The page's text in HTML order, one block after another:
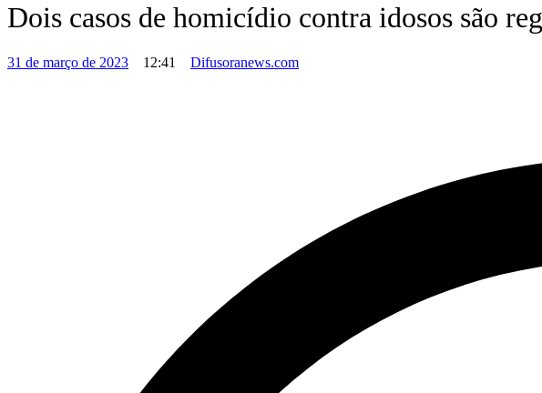
Dois casos de homicídio contra idosos são
31 de março de 2023 12:41 Difusoranews.com